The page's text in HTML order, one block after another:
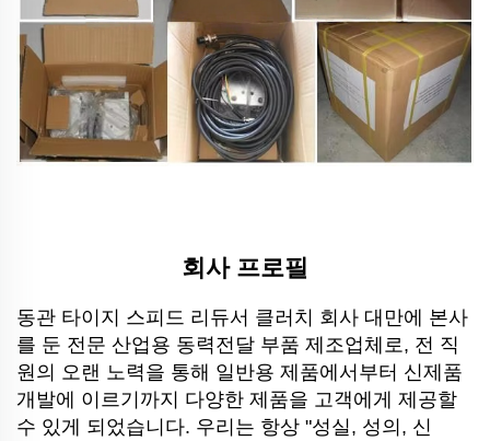
회사 프로필
동관 타이지 스피드 리듀서 클러치 회사 대만에 본사
를 둔 전문 산업용 동력전달 부품 제조업체로, 전 직
원의 오랜 노력을 통해 일반용 제품에서부터 신제품
개발에 이르기까지 다양한 제품을 고객에게 제공할
수 있게 되었습니다. 우리는 항상 "성실, 성의, 신